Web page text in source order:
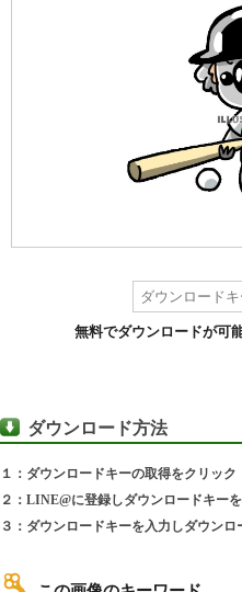
無料でダウンロードが可
ダウンロード方法
１：ダウンロードキーの取得をクリック
２：LINE@に登録しダウンロードキー
３：ダウンロードキーを入力しダウン